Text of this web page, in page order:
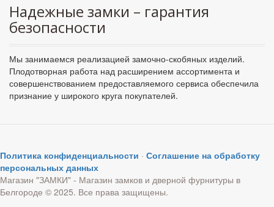
Надежные замки – гарантия
безопасности
Мы занимаемся реализацией замочно-скобяных изделий.
Плодотворная работа над расширением ассортимента и
совершенствованием предоставляемого сервиса обеспечила
признание у широкого круга покупателей.
Политика конфиденциальности · Соглашение на обработку
персональных данных
Магазин "ЗАМКИ" - Магазин замков и дверной фурнитуры в
Белгороде © 2025. Все права защищены.